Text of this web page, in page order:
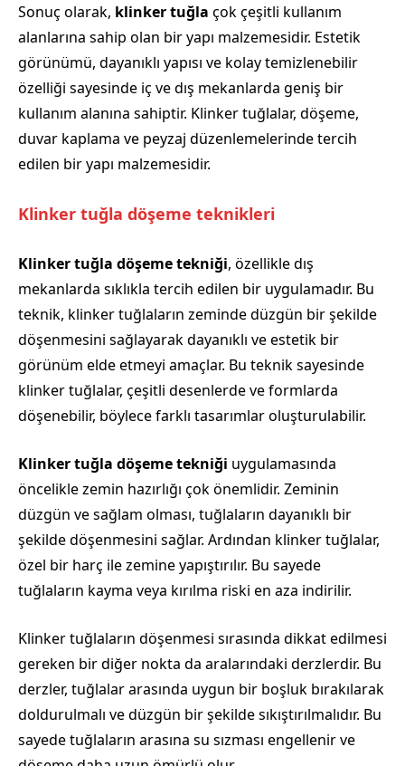
Sonuç olarak, klinker tuğla çok çeşitli kullanım
alanlarına sahip olan bir yapı malzemesidir. Estetik
görünümü, dayanıklı yapısı ve kolay temizlenebilir
özelliği sayesinde iç ve dış mekanlarda geniş bir
kullanım alanına sahiptir. Klinker tuğlalar, döşeme,
duvar kaplama ve peyzaj düzenlemelerinde tercih
edilen bir yapı malzemesidir.
Klinker tuğla döşeme teknikleri
Klinker tuğla döşeme tekniği, özellikle dış
mekanlarda sıklıkla tercih edilen bir uygulamadır. Bu
teknik, klinker tuğlaların zeminde düzgün bir şekilde
döşenmesini sağlayarak dayanıklı ve estetik bir
görünüm elde etmeyi amaçlar. Bu teknik sayesinde
klinker tuğlalar, çeşitli desenlerde ve formlarda
döşenebilir, böylece farklı tasarımlar oluşturulabilir.
Klinker tuğla döşeme tekniği uygulamasında
öncelikle zemin hazırlığı çok önemlidir. Zeminin
düzgün ve sağlam olması, tuğlaların dayanıklı bir
şekilde döşenmesini sağlar. Ardından klinker tuğlalar,
özel bir harç ile zemine yapıştırılır. Bu sayede
tuğlaların kayma veya kırılma riski en aza indirilir.
Klinker tuğlaların döşenmesi sırasında dikkat edilmesi
gereken bir diğer nokta da aralarındaki derzlerdir. Bu
derzler, tuğlalar arasında uygun bir boşluk bırakılarak
doldurulmalı ve düzgün bir şekilde sıkıştırılmalıdır. Bu
sayede tuğlaların arasına su sızması engellenir ve